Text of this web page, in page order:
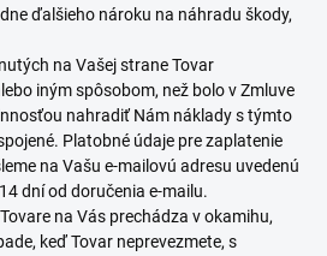
ďalšieho nároku na náhradu škody,
na Vašej strane Tovar
iným spôsobom, než bolo v Zmluve
nahradiť Nám náklady s týmto
Platobné údaje pre zaplatenie
na Vašu e-mailovú adresu uvedenú
dní od doručenia e-mailu.
na Vás prechádza v okamihu,
keď Tovar neprevezmete, s